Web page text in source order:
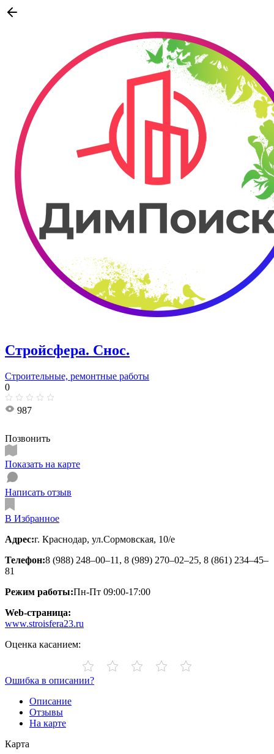
Стройсфера. Снос.
Строительные, ремонтные работы
0
987
Позвонить
Показать на карте
Написать отзыв
В Избранное
Адрес:г. Краснодар, ул.Сормовская, 10/е
Телефон:8 (988) 248–00–11, 8 (989) 270–02–25, 8 (861) 234–45–
81
Режим работы:Пн-Пт 09:00-17:00
Web-страница:
www.stroisfera23.ru
Оценка касанием:
Ошибка в описании?
Описание
Отзывы
На карте
Карта